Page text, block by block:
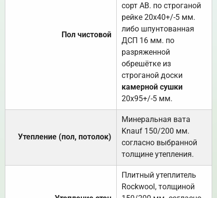
Пол чистовой
сорт АВ. по строганой
рейке 20х40+/-5 мм.
либо шпунтованная
ДСП 16 мм. по
разряженной
обрешётке из
строганой доски
камерной сушки
20х95+/-5 мм.
Утепление (пол, потолок)
Минеральная вата
Knauf 150/200 мм.
согласно выбранной
толщине утепления.
Плитный утеплитель
Rockwool, толщиной